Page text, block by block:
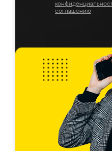
соглашению